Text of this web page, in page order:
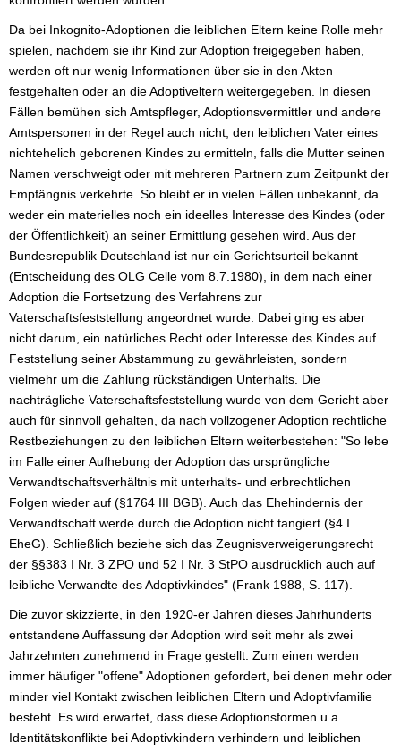
Da bei Inkognito-Adoptionen die leiblichen Eltern keine Rolle mehr
spielen, nachdem sie ihr Kind zur Adoption freigegeben haben,
werden oft nur wenig Informationen über sie in den Akten
festgehalten oder an die Adoptiveltern weitergegeben. In diesen
Fällen bemühen sich Amtspfleger, Adoptionsvermittler und andere
Amtspersonen in der Regel auch nicht, den leiblichen Vater eines
nichtehelich geborenen Kindes zu ermitteln, falls die Mutter seinen
Namen verschweigt oder mit mehreren Partnern zum Zeitpunkt der
Empfängnis verkehrte. So bleibt er in vielen Fällen unbekannt, da
weder ein materielles noch ein ideelles Interesse des Kindes (oder
der Öffentlichkeit) an seiner Ermittlung gesehen wird. Aus der
Bundesrepublik Deutschland ist nur ein Gerichtsurteil bekannt
(Entscheidung des OLG Celle vom 8.7.1980), in dem nach einer
Adoption die Fortsetzung des Verfahrens zur
Vaterschaftsfeststellung angeordnet wurde. Dabei ging es aber
nicht darum, ein natürliches Recht oder Interesse des Kindes auf
Feststellung seiner Abstammung zu gewährleisten, sondern
vielmehr um die Zahlung rückständigen Unterhalts. Die
nachträgliche Vaterschaftsfeststellung wurde von dem Gericht aber
auch für sinnvoll gehalten, da nach vollzogener Adoption rechtliche
Restbeziehungen zu den leiblichen Eltern weiterbestehen: "So lebe
im Falle einer Aufhebung der Adoption das ursprüngliche
Verwandtschaftsverhältnis mit unterhalts- und erbrechtlichen
Folgen wieder auf (§1764 III BGB). Auch das Ehehindernis der
Verwandtschaft werde durch die Adoption nicht tangiert (§4 I
EheG). Schließlich beziehe sich das Zeugnisverweigerungsrecht
der §§383 I Nr. 3 ZPO und 52 I Nr. 3 StPO ausdrücklich auch auf
leibliche Verwandte des Adoptivkindes" (Frank 1988, S. 117).
Die zuvor skizzierte, in den 1920-er Jahren dieses Jahrhunderts
entstandene Auffassung der Adoption wird seit mehr als zwei
Jahrzehnten zunehmend in Frage gestellt. Zum einen werden
immer häufiger "offene" Adoptionen gefordert, bei denen mehr oder
minder viel Kontakt zwischen leiblichen Eltern und Adoptivfamilie
besteht. Es wird erwartet, dass diese Adoptionsformen u.a.
Identitätskonflikte bei Adoptivkindern verhindern und leiblichen